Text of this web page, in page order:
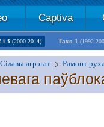
Captiva
і 3 (2000-2014) Тахо 1 (1992-
Сілавы агрэгат Рамонт